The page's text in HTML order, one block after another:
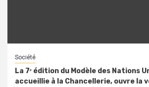
Société
La 7ᵉ édition du Modèle des Nations
accueillie à la Chancellerie, ouvre la